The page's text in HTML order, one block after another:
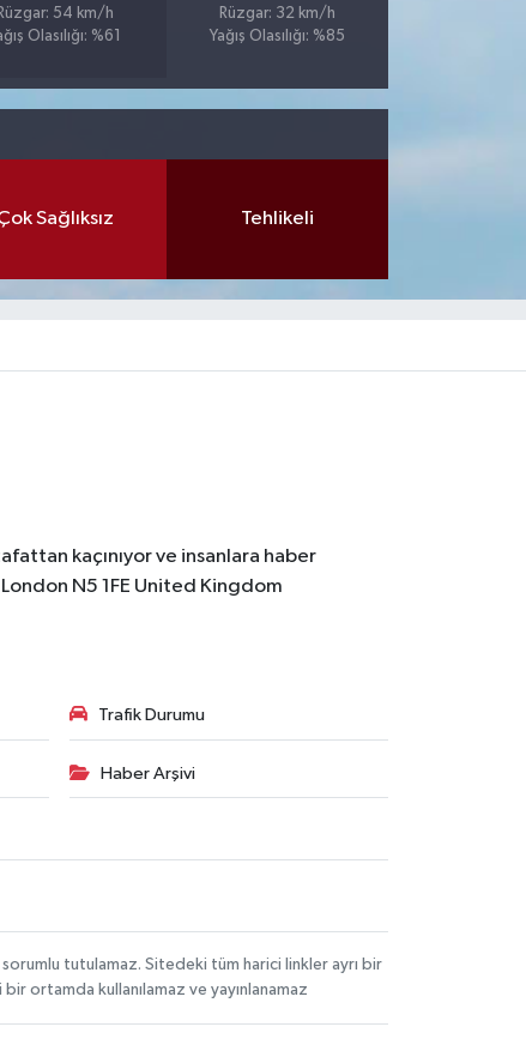
Rüzgar: 54 km/h
Olasılığı: %61
Rüzgar: 32 km/h
Yağış Olasılığı: %85
Sağlıksız Tehlikeli
kaçınıyor ve insanlara haber
London N5 1FE United Kingdom
Trafik Durumu
Haber Arşivi
tutulamaz. Sitedeki tüm harici linkler ayrı bir
ortamda kullanılamaz ve yayınlanamaz